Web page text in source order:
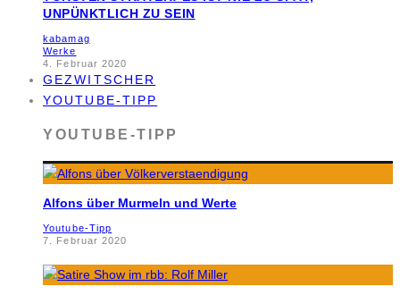
UNPÜNKTLICH ZU SEIN
kabamag
Werke
4. Februar 2020
GEZWITSCHER
YOUTUBE-TIPP
YOUTUBE-TIPP
Alfons über Murmeln und Werte
Youtube-Tipp
7. Februar 2020